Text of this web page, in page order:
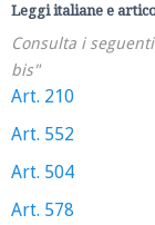
Leggi italiane e
Consulta i
bis"
Art. 210
Art. 552
Art. 504
Art. 578